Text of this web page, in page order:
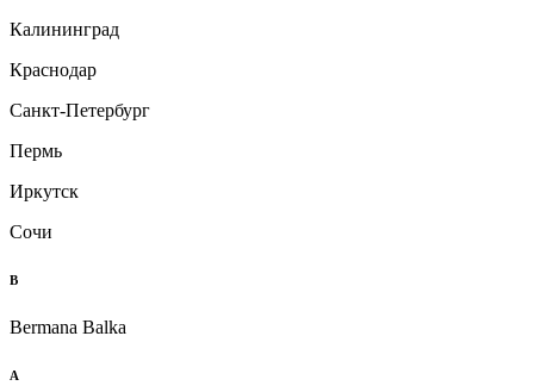
Калининград
Краснодар
Санкт-Петербург
Пермь
Иркутск
Сочи
B
Bermana Balka
А